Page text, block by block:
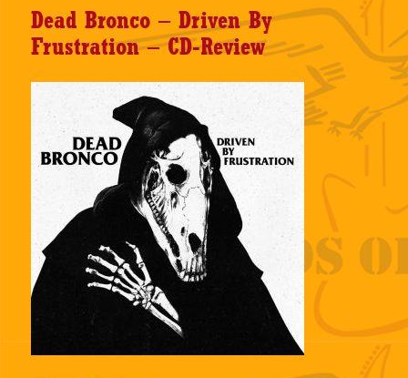
Dead Bronco – Driven By
Frustration – CD-Review